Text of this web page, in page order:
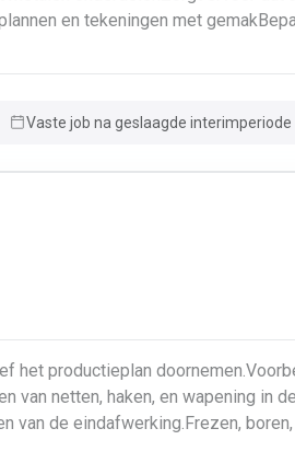
en tekeningen met
stevige en duurzame basis voor
Vaste job na geslaagde interimperiode
van netten, haken, en wapening in
van de eindafwerking.Frezen,